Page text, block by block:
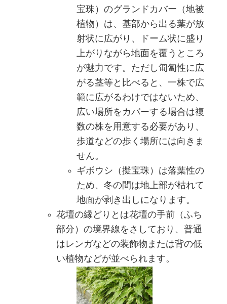
宝珠）のグランドカバー（地被
植物）は、基部から出る葉が放
射状に広がり、ドーム状に盛り
上がりながら地面を覆うところ
が魅力です。ただし匍匐性に広
がる茎等と比べると、一株で広
範に広がるわけではないため、
広い場所をカバーする場合は複
数の株を用意する必要があり、
歩道などの歩く場所には向きま
せん。
ギボウシ（擬宝珠）は落葉性の
ため、冬の間は地上部が枯れて
地面が剥き出しになります。
花壇の縁どりとは花壇の手前（ふち
部分）の境界線をさしており、普通
はレンガなどの装飾物または背の低
い植物などが並べられます。